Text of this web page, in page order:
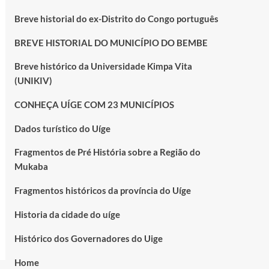
Breve historial do ex-Distrito do Congo português
BREVE HISTORIAL DO MUNICÍPIO DO BEMBE
Breve histórico da Universidade Kimpa Vita
(UNIKIV)
CONHEÇA UÍGE COM 23 MUNICÍPIOS
Dados turístico do Uíge
Fragmentos de Pré História sobre a Região do
Mukaba
Fragmentos históricos da província do Uíge
Historia da cidade do uíge
Histórico dos Governadores do Uige
Home